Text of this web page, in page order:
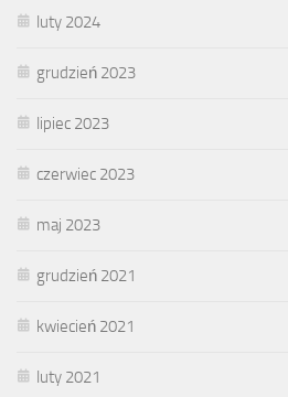
luty 2024
grudzień 2023
lipiec 2023
czerwiec 2023
maj 2023
grudzień 2021
kwiecień 2021
luty 2021